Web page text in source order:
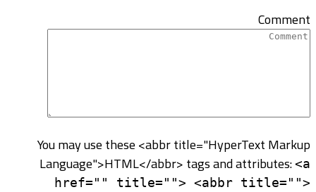
Comment
You may use these <abbr title="HyperText Markup
Language">HTML</abbr> tags and attributes:<a
href="" title=""> <abbr title="">